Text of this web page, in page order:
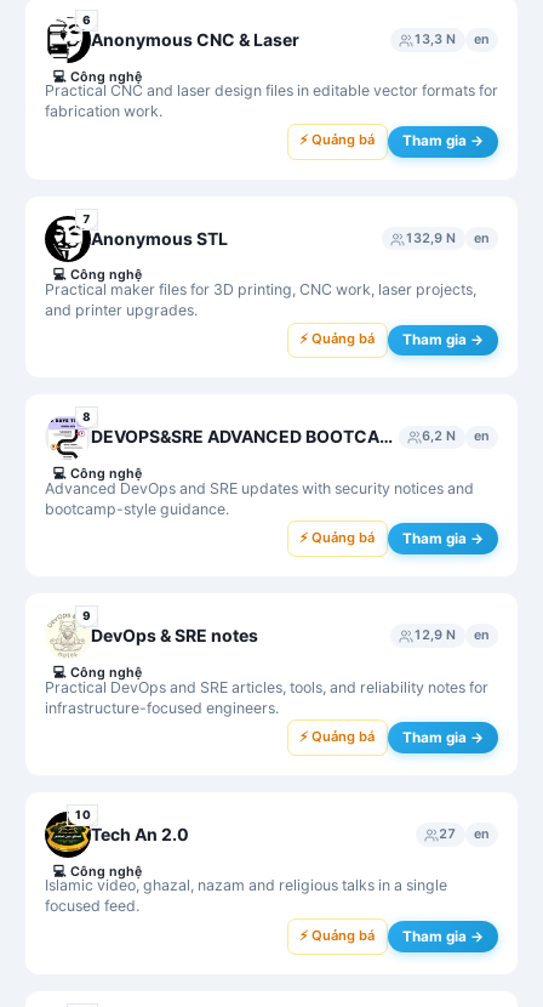
6
Anonymous CNC & Laser 13,3 N en
Practical CNC and laser design files in editable vector formats for
fabrication work.
💻 Công nghệ
⚡ Quảng bá Tham gia →
7
Anonymous STL 132,9 N en
Practical maker files for 3D printing, CNC work, laser projects,
and printer upgrades.
💻 Công nghệ
⚡ Quảng bá Tham gia →
8
DEVOPS&SRE ADVANCED BOOTCAMP3 6,2 N en
Advanced DevOps and SRE updates with security notices and
bootcamp-style guidance.
💻 Công nghệ
⚡ Quảng bá Tham gia →
9
DevOps & SRE notes 12,9 N en
Practical DevOps and SRE articles, tools, and reliability notes for
infrastructure-focused engineers.
💻 Công nghệ
⚡ Quảng bá Tham gia →
10
Tech An 2.0 27 en
Islamic video, ghazal, nazam and religious talks in a single
focused feed.
💻 Công nghệ
⚡ Quảng bá Tham gia →